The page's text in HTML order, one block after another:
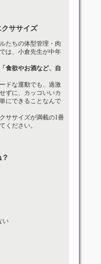
ササイズ
たちの体型管理・肉
は、小倉先生が中年
食欲やお酒など、自
ドな運動でも、過激
ずに、カッコいいカ
にできることなんで
ササイズが満載の1冊
ください。
い